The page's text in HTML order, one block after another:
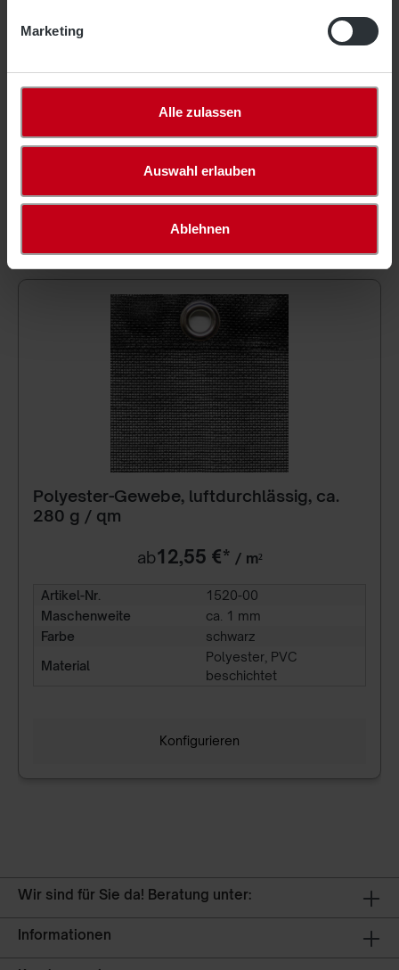
Marketing
Alle zulassen
Auswahl erlauben
Ablehnen
Artikel-Nr.
1480-00
grün
Material
Monofilgewebe
Polyester-Gewebe, luftdurchlässig, ca.
280 g / qm
ab12,55 €* / m²
Artikel-Nr.
1520-00
Maschenweite
ca. 1 mm
Farbe
schwarz
Material
Polyester, PVC
beschichtet
Konfigurieren
Wir sind für Sie da! Beratung unter:
Informationen